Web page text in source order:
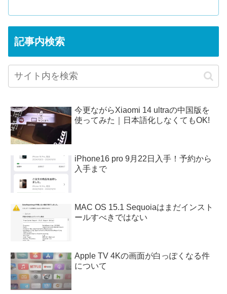
記事内検索
今更ながらXiaomi 14 ultraの中国版を
使ってみた｜日本語化しなくてもOK!
iPhone16 pro 9月22日入手！予約から
入手まで
MAC OS 15.1 Sequoiaはまだインスト
ールすべきではない
Apple TV 4Kの画面が白っぽくなる件
について